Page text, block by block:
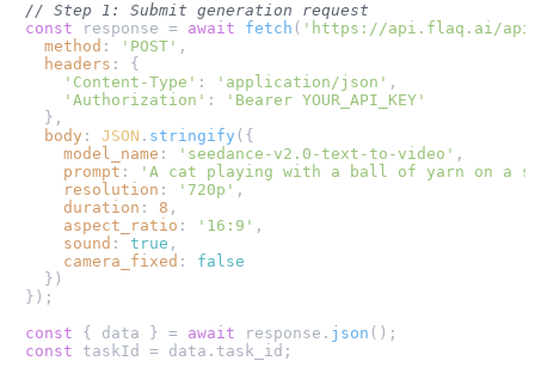
// Step 1: Submit generation request
const response = await fetch ( 'https://api.flaq.ai/
method : 'POST' ,
headers : {
'Content-Type' : 'application/json' ,
'Authorization' :
'Bearer YOUR_API_KEY'
  },
body : JSON . stringify ({
model_name : 'seedance-v2.0-text-to-video' ,
prompt :
'A cat playing with a ball of yarn on a
resolution : '720p' ,
duration : 8 ,
aspect_ratio : '16:9' ,
sound : true ,
camera_fixed : false
  })
});
const { data } = await response. json
const taskId = data. task_id